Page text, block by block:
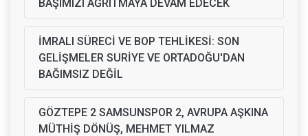
BAŞIMIZI AĞRITMAYA DEVAM EDECEK
İMRALI SÜRECİ VE BOP TEHLİKESİ: SON
GELİŞMELER SURİYE VE ORTADOĞU'DAN
BAĞIMSIZ DEĞİL
GÖZTEPE 2 SAMSUNSPOR 2, AVRUPA AŞKINA
MÜTHİŞ DÖNÜŞ, MEHMET YILMAZ